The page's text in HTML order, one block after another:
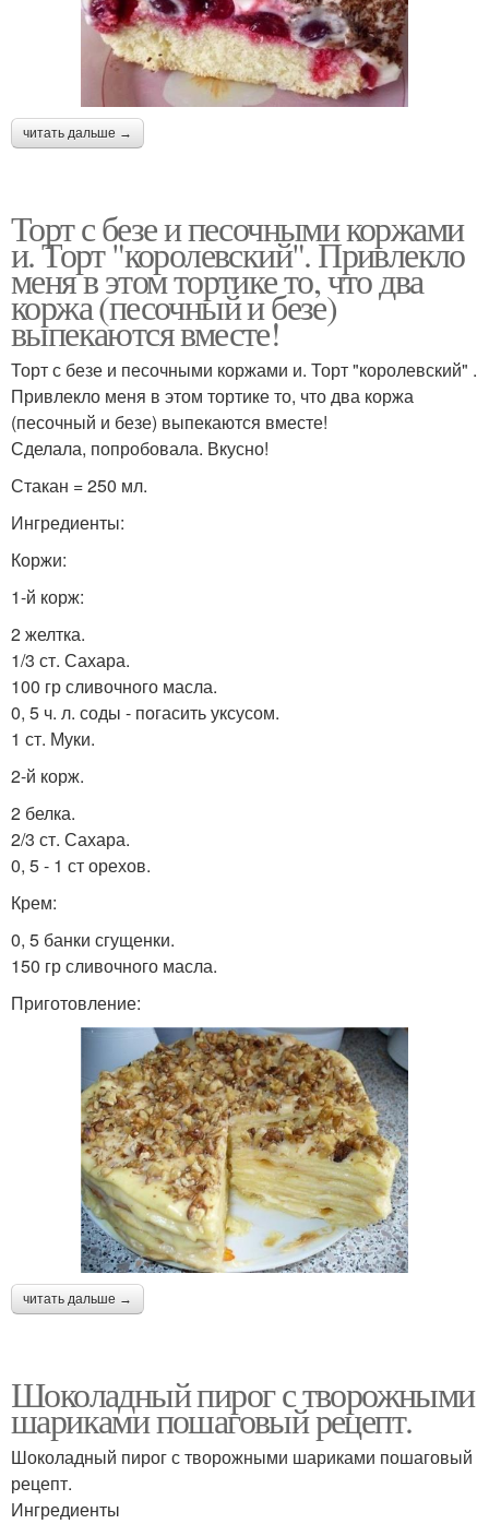
читать дальше →
Торт с безе и песочными коржами
и. Торт "королевский". Привлекло
меня в этом тортике то, что два
коржа (песочный и безе)
выпекаются вместе!
Торт с безе и песочными коржами и. Торт "королевский" .
Привлекло меня в этом тортике то, что два коржа
(песочный и безе) выпекаются вместе!
Сделала, попробовала. Вкусно!
Стакан = 250 мл.
Ингредиенты:
Коржи:
1-й корж:
2 желтка.
1/3 ст. Сахара.
100 гр сливочного масла.
0, 5 ч. л. соды - погасить уксусом.
1 ст. Муки.
2-й корж.
2 белка.
2/3 ст. Сахара.
0, 5 - 1 ст орехов.
Крем:
0, 5 банки сгущенки.
150 гр сливочного масла.
Приготовление:
читать дальше →
Шоколадный пирог с творожными
шариками пошаговый рецепт.
Шоколадный пирог с творожными шариками пошаговый
рецепт.
Ингредиенты